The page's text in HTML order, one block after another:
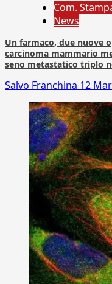
Com.
News
Un farmaco, due nuove
carcinoma mammario
seno metastatico triplo
Salvo Franchina 12